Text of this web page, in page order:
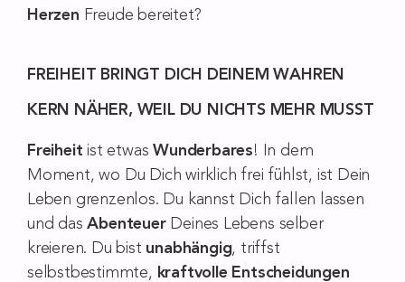
Herzen Freude bereitet?
FREIHEIT BRINGT DICH DEINEM WAHREN
KERN NÄHER, WEIL DU NICHTS MEHR MUSST
Freiheit ist etwasWunderbares! In dem
Moment, wo Du Dich wirklich frei fühlst, ist Dein
Leben grenzenlos. Du kannst Dich fallen lassen
und dasAbenteuerDeines Lebens selber
kreieren. Du bist unabhängig, triffst
selbstbestimmte, kraftvolle Entscheidungen